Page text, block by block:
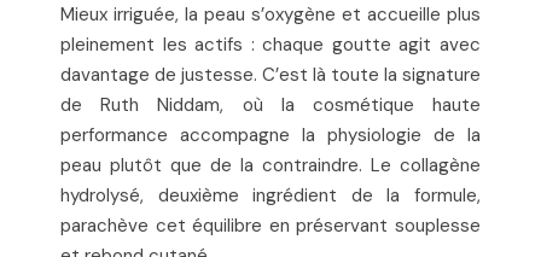
Mieux irriguée, la peau s’oxygène et accueille plus
pleinement les actifs : chaque goutte agit avec
davantage de justesse. C’est là toute la signature
de Ruth Niddam, où la cosmétique haute
performance accompagne la physiologie de la
peau plutôt que de la contraindre. Le collagène
hydrolysé, deuxième ingrédient de la formule,
parachève cet équilibre en préservant souplesse